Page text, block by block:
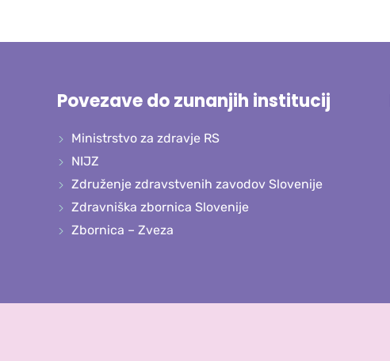
Povezave do zunanjih institucij
Ministrstvo za zdravje RS
NIJZ
Združenje zdravstvenih zavodov Slovenije
Zdravniška zbornica Slovenije
Zbornica – Zveza